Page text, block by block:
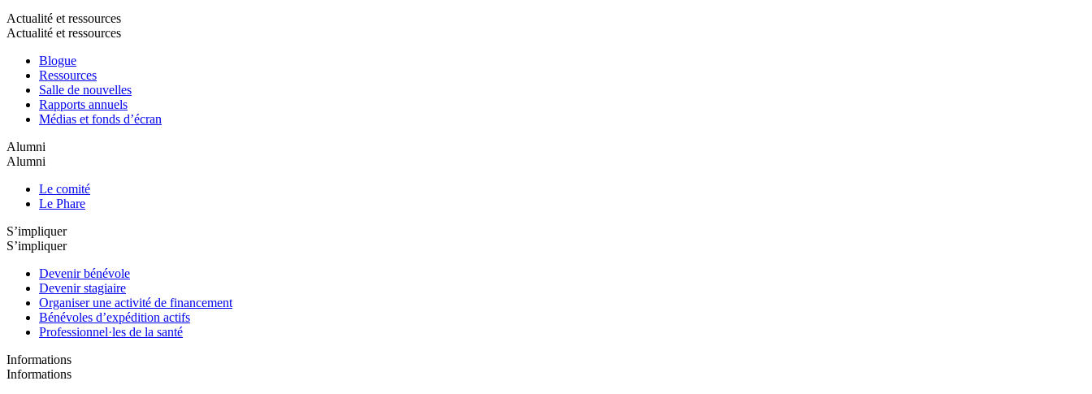
Actualité et ressources
Actualité et ressources
Blogue
Ressources
Salle de nouvelles
Rapports annuels
Médias et fonds d’écran
Alumni
Alumni
Le comité
Le Phare
S’impliquer
S’impliquer
Devenir bénévole
Devenir stagiaire
Organiser une activité de financement
Bénévoles d’expédition actifs
Professionnel·les de la santé
Informations
Informations